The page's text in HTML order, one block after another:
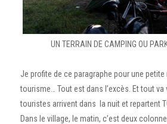
UN TERRAIN DE CAMPING OU
Je profite de ce paragraphe pour une
tourisme… Tout est dans l’excès. Et tout va
touristes arrivent dans la nuit et repartent
Dans le village, le matin, c’est deux